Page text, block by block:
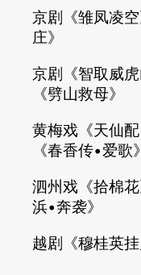
京剧《雏
庄》
京剧《智取
《劈山救母》
黄梅戏《
《春香传•爱歌》
泗州戏《
浜•奔袭》
越剧《穆桂英挂